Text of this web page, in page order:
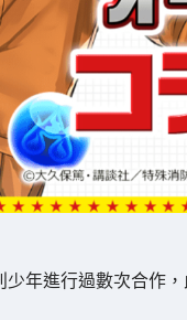
少年進行過數次合作